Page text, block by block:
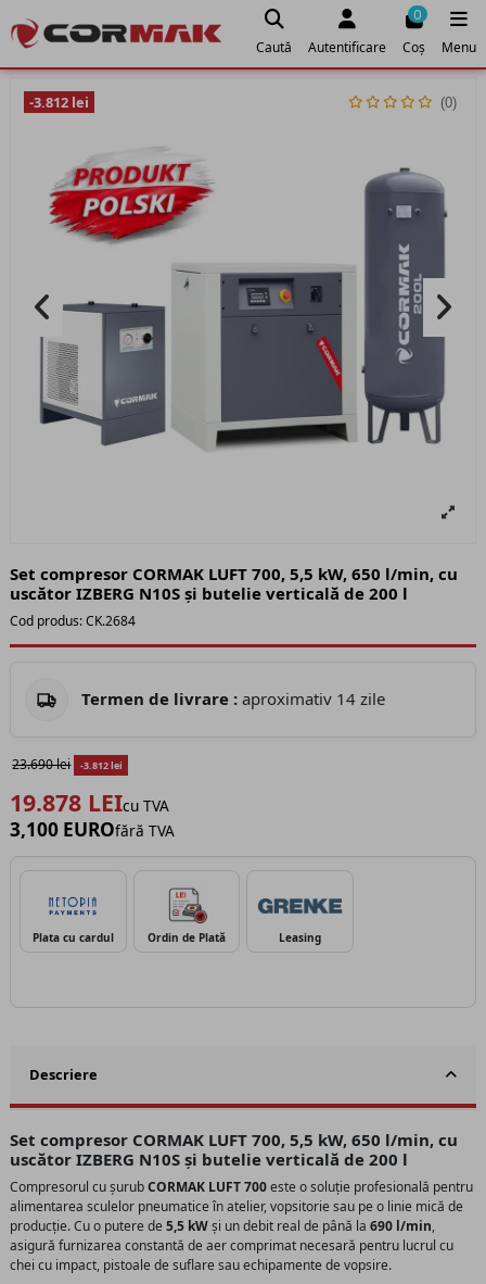
Caută Autentificare
0
Coș Menu
-3.812 lei
Set compresor CORMAK LUFT 700, 5,5 kW, 650 l/min, cu
uscător IZBERG N10S și butelie verticală de 200 l
(0)
Cod produs:CK.2684
Termen de livrare : aproximativ 14 zile
23.690 lei -3.812 lei
19.878 LEIcu TVA
3,100 EUROfără TVA
Plata cu cardul Ordin de Plată Leasing
Descriere
Set compresor CORMAK LUFT 700, 5,5 kW, 650 l/min, cu
uscător IZBERG N10S și butelie verticală de 200 l
Compresorul cu șurubCORMAK LUFT 700este o soluție profesională pentru
alimentarea sculelor pneumatice în atelier, vopsitorie sau pe o linie mică de
producție. Cu o putere de 5,5 kWși un debit real de până la 690 l/min,
asigură furnizarea constantă de aer comprimat necesară pentru lucrul cu
chei cu impact, pistoale de suflare sau echipamente de vopsire.